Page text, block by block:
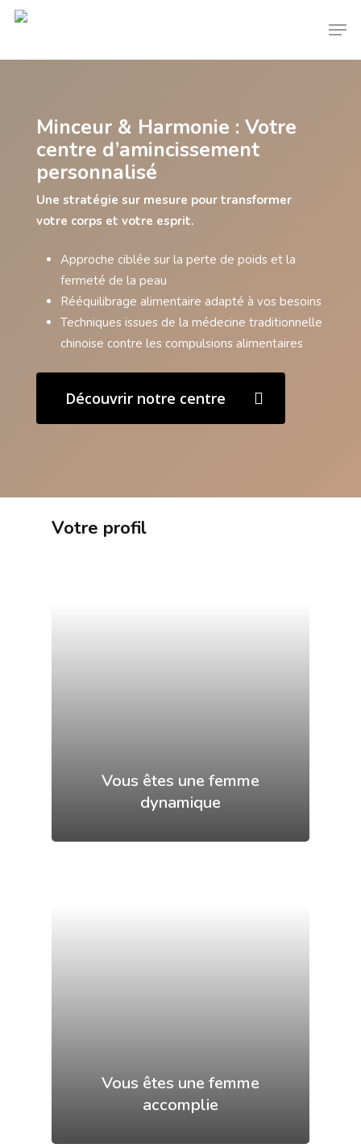
Minceur & Harmonie : Votre
centre d’amincissement
personnalisé
Une stratégie sur mesure pour transformer
votre corps et votre esprit.
Approche ciblée sur la perte de poids et la
fermeté de la peau
Rééquilibrage alimentaire adapté à vos besoins
Techniques issues de la médecine traditionnelle
chinoise contre les compulsions alimentaires
Découvrir notre centre
Votre profil
Vous êtes une femme
dynamique
Vous êtes une femme
accomplie